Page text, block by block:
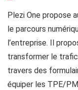
Plezi One propose
le parcours
l’entreprise. Il
transformer le
travers des
équiper les TPE/